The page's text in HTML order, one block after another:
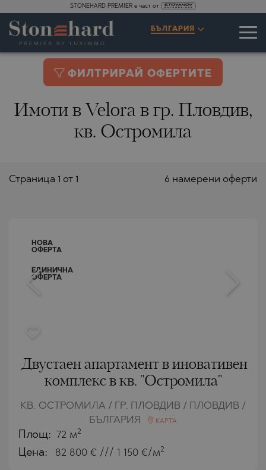
STONEHARD PREMIER е част от
БЪЛГАРИЯ
ФИЛТРИРАЙ ОФЕРТИТЕ
Имоти в Velora в гр. Пловдив,
кв. Остромила
6 намерени оферти
Страницa 1 от 1
НОВА
ОФЕРТА
ЕДИНИЧНА
ОФЕРТА
Двустаен апартамент в иновативен
комплекс в кв. "Остромила"
КВ. ОСТРОМИЛА / ГР. ПЛОВДИВ / ПЛОВДИВ /
БЪЛГАРИЯ
КАРТА
Площ: 72 м2
Цена: 82 800 € /// 1 150 €/м2